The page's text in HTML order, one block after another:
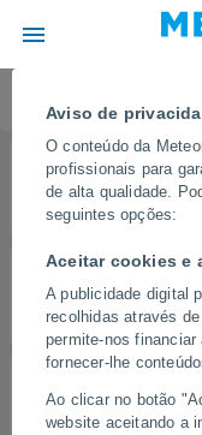
Aviso de
O conteúdo da
profissionais para
de alta qualidade.
seguintes opções:
Aceitar cookies e
A publicidade digital
recolhidas através
permite-nos
fornecer-lhe
Ao clicar no botão
website aceitando a
FAQ e Ajuda
Ventos